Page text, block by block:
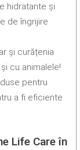
hidratante și
de îngrijire
și curățenia
cu animalele!
pentru
a fi eficiente
Life Care în